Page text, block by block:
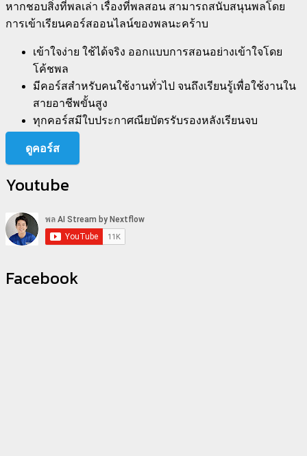
หากชอบสิ่งที่พลเล่า เรื่องที่พลสอน สามารถสนับสนุนพลโดย
การเข้าเรียนคอร์สออนไลน์ของพลนะคร้าบ
เข้าใจง่าย ใช้ได้จริง ออกแบบการสอนอย่างเข้าใจโดย
โค้ชพล
มีคอร์สสำหรับคนใช้งานทั่วไป จนถึงเรียนรู้เพื่อใช้งานใน
สายอาชีพขั้นสูง
ทุกคอร์สมีใบประกาศณียบัตรรับรองหลังเรียนจบ
ดูคอร์ส
Youtube
Facebook